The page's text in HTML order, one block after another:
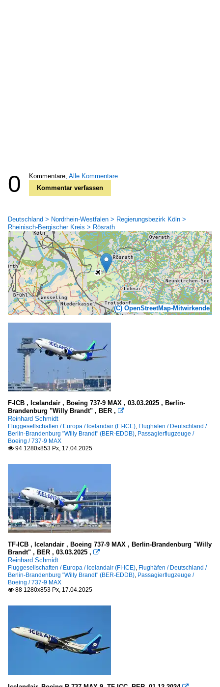
0 Kommentare, Alle Kommentare
Kommentar verfassen
Deutschland > Nordrhein-Westfalen > Regierungsbezirk Köln >
Rheinisch-Bergischer Kreis > Rösrath
(C) OpenStreetMap-Mitwirkende
F-ICB , Icelandair , Boeing 737-9 MAX , 03.03.2025 , Berlin-
Brandenburg "Willy Brandt" , BER , 
Reinhard Schmidt
Fluggesellschaften / Europa / Icelandair (FI-ICE), Flughäfen / Deutschland /
Berlin-Brandenburg "Willy Brandt" (BER-EDDB), Passagierflugzeuge /
Boeing / 737-9 MAX
 94 1280x853 Px, 17.04.2025
TF-ICB , Icelandair , Boeing 737-9 MAX , Berlin-Brandenburg "Willy
Brandt" , BER , 03.03.2025 , 
Reinhard Schmidt
Fluggesellschaften / Europa / Icelandair (FI-ICE), Flughäfen / Deutschland /
Berlin-Brandenburg "Willy Brandt" (BER-EDDB), Passagierflugzeuge /
Boeing / 737-9 MAX
 88 1280x853 Px, 17.04.2025